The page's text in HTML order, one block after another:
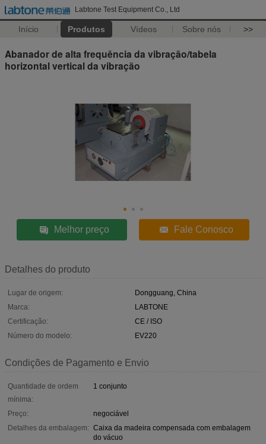
Labtone Test Equipment Co., Ltd
Início Produtos Vídeos Sobre nós >>
Abanador de alta frequência da vibração/tabela
horizontal vertical da vibração
Melhor preço Fale Conosco
Detalhes do produto
Lugar de origem:
Dongguang, China
Marca:
LABTONE
Certificação:
CE / ISO
Número do modelo:
EV220
Condições de Pagamento e Envio
Quantidade de ordem
mínima:
1 conjunto
Preço:
negociável
Detalhes da embalagem: Caixa da madeira compensada com embalagem
do vácuo